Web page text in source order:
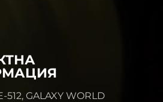
GALAXY WORLD